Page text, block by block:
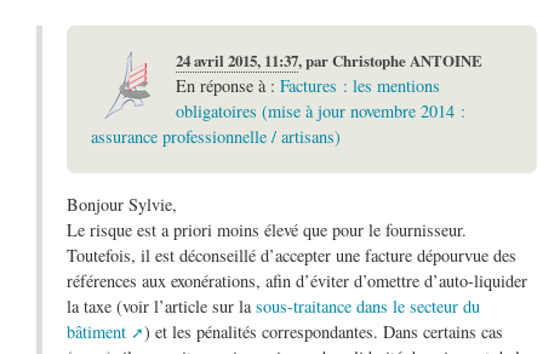
24 avril 2015, 11:37,parChristophe ANTOINE
En réponse à : Factures : les mentions
obligatoires (mise à jour novembre 2014 :
assurance professionnelle / artisans)
Bonjour Sylvie,
Le risque est a priori moins élevé que pour le fournisseur.
Toutefois, il est déconseillé d’accepter une facture dépourvue des
références aux exonérations, afin d’éviter d’omettre d’auto-liquider
la taxe (voir l’article sur lasous-traitance dans le secteur du
bâtiment
) et les pénalités correspondantes. Dans certains cas